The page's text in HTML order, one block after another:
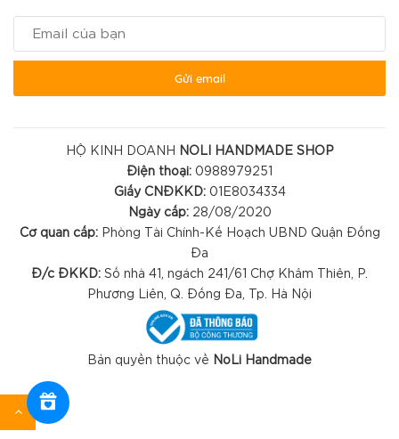
Gửi email
HỘ KINH DOANH
NOLI HANDMADE SHOP
Điện thoại: 0988979251
Giấy CNĐKKD:01E8034334
Ngày cấp:28/08/2020
Cơ quan cấp:Phòng Tài Chính-Kế Hoạch UBND Quận Đống
Đa
Đ/c ĐKKD: Số nhà 41, ngách 241/61 Chợ Khâm Thiên, P.
Phương Liên, Q. Đống Đa, Tp. Hà Nội
Bản quyền thuộc về NoLi Handmade